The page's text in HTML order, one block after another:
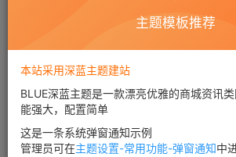
主题模板推荐
本站采用深蓝主题建站
BLUE深蓝主题是一款漂亮优雅的商城资讯
能强大，配置简单
这是一条系统弹窗通知示例
管理员可在主题设置-常用功能-弹窗通知中